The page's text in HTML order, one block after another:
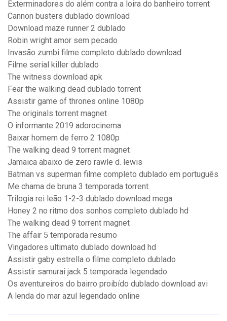
Exterminadores do além contra a loira do banheiro torrent
Cannon busters dublado download
Download maze runner 2 dublado
Robin wright amor sem pecado
Invasão zumbi filme completo dublado download
Filme serial killer dublado
The witness download apk
Fear the walking dead dublado torrent
Assistir game of thrones online 1080p
The originals torrent magnet
O informante 2019 adorocinema
Baixar homem de ferro 2 1080p
The walking dead 9 torrent magnet
Jamaica abaixo de zero rawle d. lewis
Batman vs superman filme completo dublado em português
Me chama de bruna 3 temporada torrent
Trilogia rei leão 1-2-3 dublado download mega
Honey 2 no ritmo dos sonhos completo dublado hd
The walking dead 9 torrent magnet
The affair 5 temporada resumo
Vingadores ultimato dublado download hd
Assistir gaby estrella o filme completo dublado
Assistir samurai jack 5 temporada legendado
Os aventureiros do bairro proibído dublado download avi
A lenda do mar azul legendado online